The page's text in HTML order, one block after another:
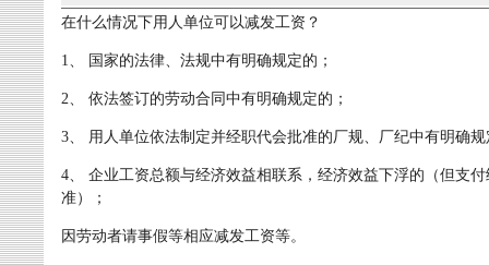
在什么情况下用人单位可以减发工资？
1、 国家的法律、法规中有明确规定的；
2、 依法签订的劳动合同中有明确规定的；
3、 用人单位依法制定并经职代会批准的厂规、厂纪中有明确
4、 企业工资总额与经济效益相联系，经济效益下浮的（但支
准）；
因劳动者请事假等相应减发工资等。